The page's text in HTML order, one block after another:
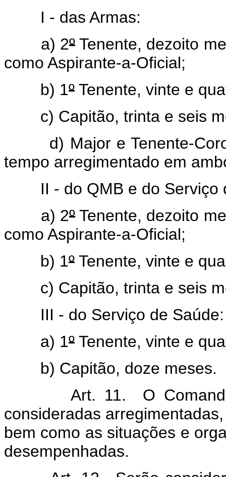
I - das Armas:
a) 2ºTenente, dezoito
como Aspirante-a-Oficial;
b) 1º Tenente, vinte e
c) Capitão, trinta e seis
d) Major e Tenente-
tempo arregimentado em
II - do QMB e do Serviço
a) 2ºTenente, dezoito
como Aspirante-a-Oficial;
b) 1º Tenente, vinte e
c) Capitão, trinta e seis
III - do Serviço de Saúde:
a) 1º Tenente, vinte e
b) Capitão, doze meses.
Art. 11. O
consideradas
bem como as situações e
desempenhadas.